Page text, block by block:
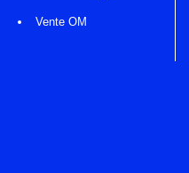
Vente OM